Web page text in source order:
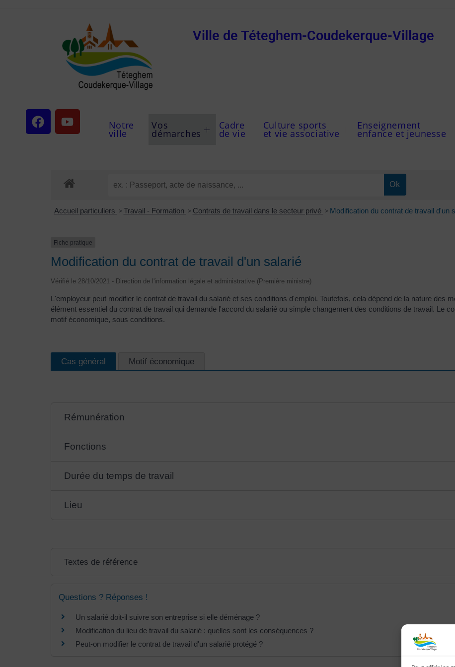
Ville de Téteghem-Coudekerque-Village
Notre
ville
Vos
démarches
Cadre
de vie
Culture sports
et vie associative
Enseignement
enfance et jeunesse
Accueil particuliers > Travail - Formation > Contrats de travail dans le secteur privé > Modification du contrat de travail d'un
Fiche pratique
Modification du contrat de travail d'un salarié
Vérifié le 28/10/2021 - Direction de l'information légale et administrative (Première ministre)
L'employeur peut modifier le contrat de travail du salarié et ses conditions d'emploi. Toutefois, cela dépend de la nature des
élément essentiel du contrat de travail qui demande l'accord du salarié ou simple changement des conditions de travail. Le
motif économique, sous conditions.
Cas général Motif économique
Rémunération
Fonctions
Durée du temps de travail
Lieu
Textes de référence
Questions ? Réponses !
Un salarié doit-il suivre son entreprise si elle déménage ?
Modification du lieu de travail du salarié : quelles sont les conséquences ?
Peut-on modifier le contrat de travail d'un salarié protégé ?